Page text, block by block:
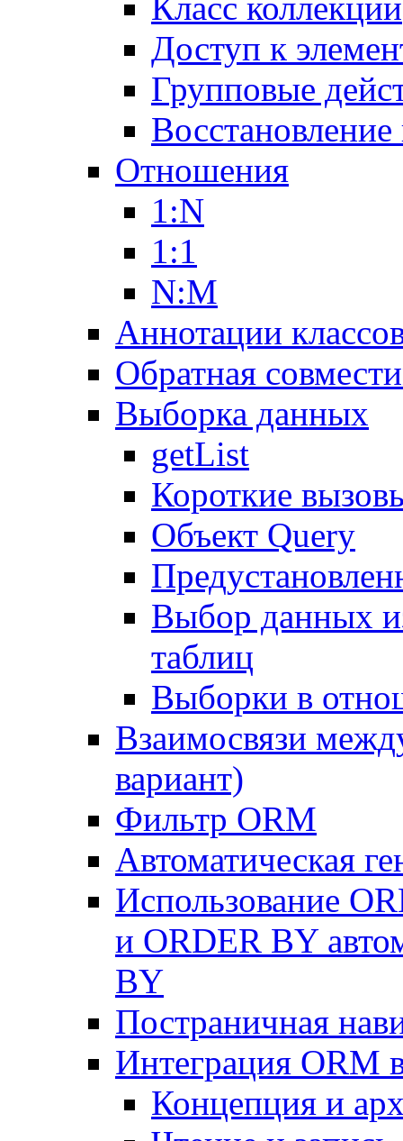
Доступ к
Групповые
Отношения
1:N
1:1
N:M
Аннотации
Обратная
Выборка данных
getList
Короткие
Объект Query
Выбор данных
таблиц
Выборки в
Взаимосвязи
вариант)
Фильтр ORM
Автоматическая
Использование
и ORDER BY
BY
Постраничная
Интеграция ORM
Концепция и